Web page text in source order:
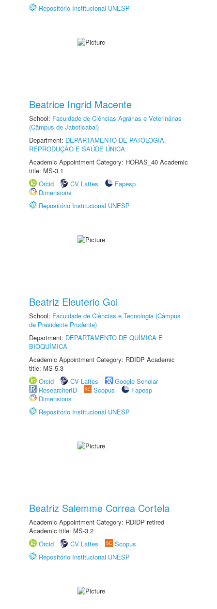
Repositório Institucional UNESP
Beatrice Ingrid Macente
School: Faculdade de Ciências Agrárias e Veterinárias
(Câmpus de Jaboticabal)
Department: DEPARTAMENTO DE PATOLOGIA,
REPRODUÇÃO E SAÚDE ÚNICA
Academic Appointment Category: HORAS_40 Academic
title: MS-3.1
Orcid
CV Lattes
Fapesp
Dimensions
Repositório Institucional UNESP
Beatriz Eleuterio Goi
School: Faculdade de Ciências e Tecnologia (Câmpus
de Presidente Prudente)
Department: DEPARTAMENTO DE QUÍMICA E
BIOQUÍMICA
Academic Appointment Category: RDIDP Academic
title: MS-5.3
Orcid
CV Lattes
Google Scholar
ResearcherID
Scopus
Fapesp
Dimensions
Repositório Institucional UNESP
Beatriz Salemme Correa Cortela
Academic Appointment Category: RDIDP retired
Academic title: MS-3.2
Orcid
CV Lattes
Scopus
Repositório Institucional UNESP